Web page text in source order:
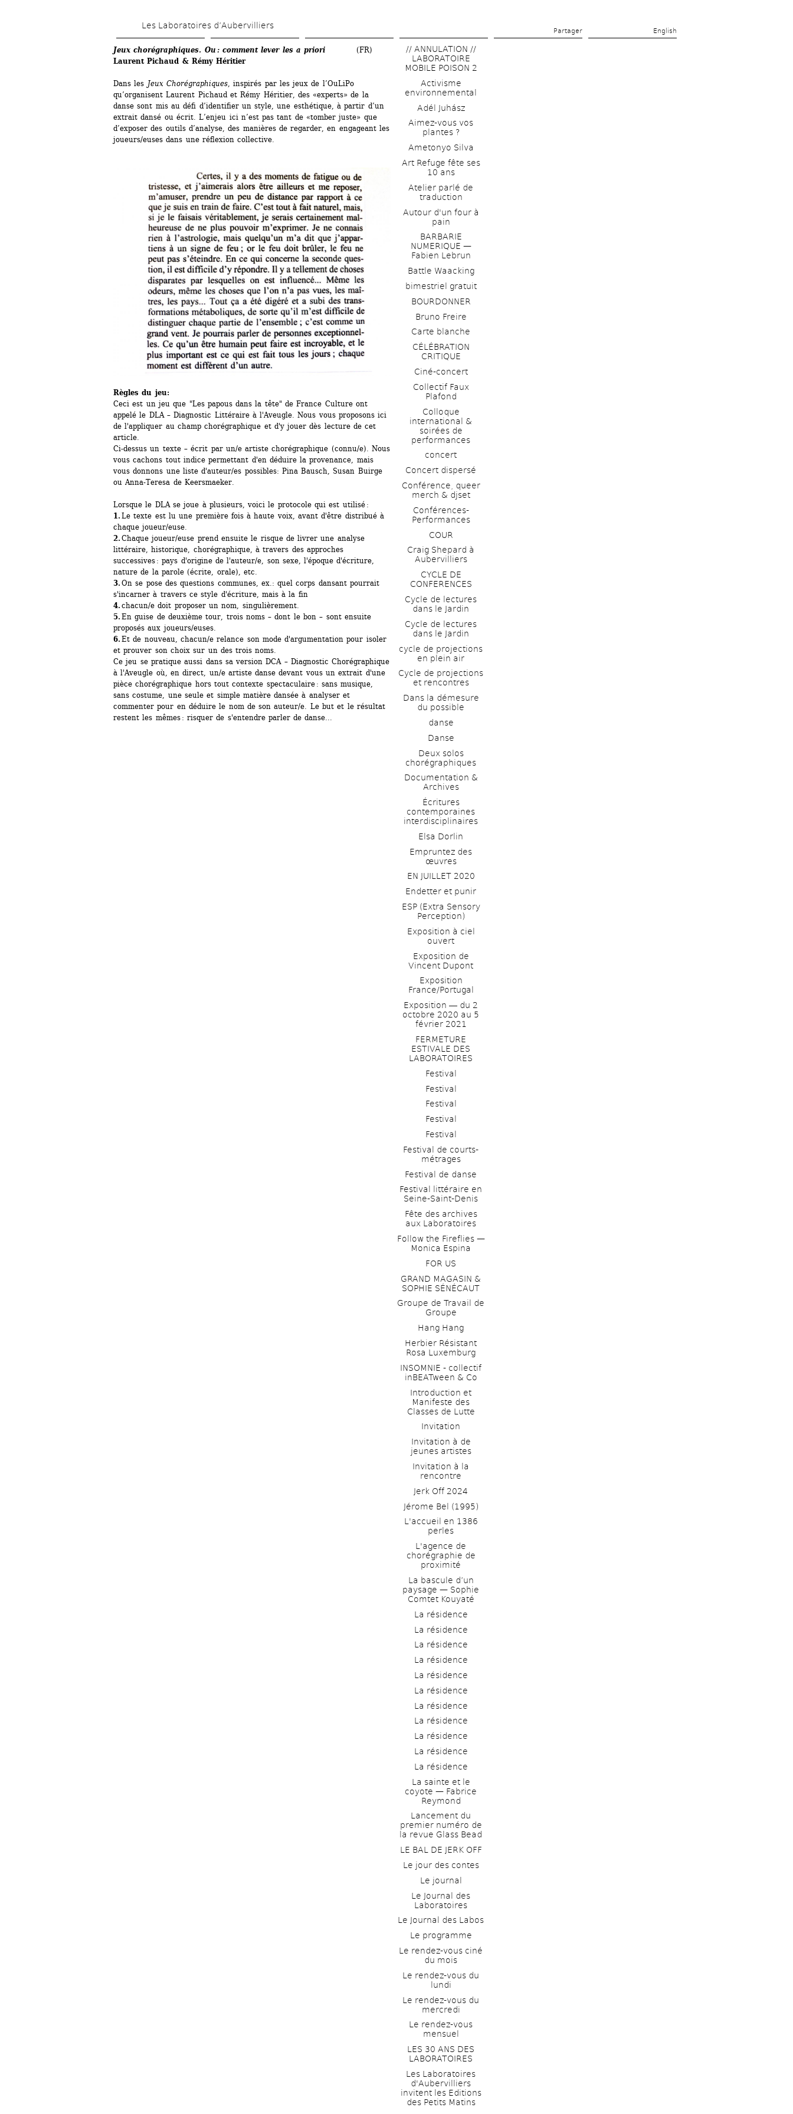
contenu
principal
Les Laboratoires d’Aubervilliers
Partager English
Jeux chorégraphiques. Ou : comment lever les a priori
(FR)
Laurent Pichaud & Rémy Héritier
Dans les Jeux Chorégraphiques, inspirés par les jeux de l’OuLiPo
qu’organisent Laurent Pichaud et Rémy Héritier, des «experts» de la
danse sont mis au défi d’identifier un style, une esthétique, à partir d’un
extrait dansé ou écrit. L’enjeu ici n’est pas tant de «tomber juste» que
d’exposer des outils d’analyse, des manières de regarder, en engageant les
joueurs/euses dans une réflexion collective.
Règles du jeu:
Ceci est un jeu que "Les papous dans la tête" de France Culture ont
appelé le DLA – Diagnostic Littéraire à l'Aveugle. Nous vous proposons ici
de l'appliquer au champ chorégraphique et d'y jouer dès lecture de cet
article.
Ci-dessus un texte – écrit par un/e artiste chorégraphique (connu/e). Nous
vous cachons tout indice permettant d'en déduire la provenance, mais
vous donnons une liste d'auteur/es possibles: Pina Bausch, Susan Buirge
ou Anna-Teresa de Keersmaeker.
Lorsque le DLA se joue à plusieurs, voici le protocole qui est utilisé :
1. Le texte est lu une première fois à haute voix, avant d'être distribué à
chaque joueur/euse.
2. Chaque joueur/euse prend ensuite le risque de livrer une analyse
littéraire, historique, chorégraphique, à travers des approches
successives : pays d'origine de l'auteur/e, son sexe, l'époque d'écriture,
nature de la parole (écrite, orale), etc.
3. On se pose des questions communes, ex.: quel corps dansant pourrait
s'incarner à travers ce style d'écriture, mais à la fin
4. chacun/e doit proposer un nom, singulièrement.
5. En guise de deuxième tour, trois noms – dont le bon – sont ensuite
proposés aux joueurs/euses.
6. Et de nouveau, chacun/e relance son mode d'argumentation pour isoler
et prouver son choix sur un des trois noms.
Ce jeu se pratique aussi dans sa version DCA – Diagnostic Chorégraphique
à l'Aveugle où, en direct, un/e artiste danse devant vous un extrait d'une
pièce chorégraphique hors tout contexte spectaculaire : sans musique,
sans costume, une seule et simple matière dansée à analyser et
commenter pour en déduire le nom de son auteur/e. Le but et le résultat
restent les mêmes : risquer de s'entendre parler de danse...
// ANNULATION //
LABORATOIRE
MOBILE POISON 2
Activisme
environnemental
Adél Juhász
Aimez-vous vos
plantes ?
Ametonyo Silva
Art Refuge fête ses
10 ans
Atelier parlé de
traduction
Autour d'un four à
pain
BARBARIE
NUMERIQUE —
Fabien Lebrun
Battle Waacking
bimestriel gratuit
BOURDONNER
Bruno Freire
Carte blanche
CÉLÉBRATION
CRITIQUE
Ciné-concert
Collectif Faux
Plafond
Colloque
international &
soirées de
performances
concert
Concert dispersé
Conférence, queer
merch & djset
Conférences-
Performances
COUR
Craig Shepard à
Aubervilliers
CYCLE DE
CONFERENCES
Cycle de lectures
dans le Jardin
Cycle de lectures
dans le Jardin
cycle de projections
en plein air
Cycle de projections
et rencontres
Dans la démesure
du possible
danse
Danse
Deux solos
chorégraphiques
Documentation &
Archives
Écritures
contemporaines
interdisciplinaires
Elsa Dorlin
Empruntez des
œuvres
EN JUILLET 2020
Endetter et punir
ESP (Extra Sensory
Perception)
Exposition à ciel
ouvert
Exposition de
Vincent Dupont
Exposition
France/Portugal
Exposition ― du 2
octobre 2020 au 5
février 2021
FERMETURE
ESTIVALE DES
LABORATOIRES
Festival
Festival
Festival
Festival
Festival
Festival de courts-
métrages
Festival de danse
Festival littéraire en
Seine-Saint-Denis
Fête des archives
aux Laboratoires
Follow the Fireflies —
Monica Espina
FOR US
GRAND MAGASIN &
SOPHIE SÉNÉCAUT
Groupe de Travail de
Groupe
Hang Hang
Herbier Résistant
Rosa Luxemburg
INSOMNIE - collectif
inBEATween & Co
Introduction et
Manifeste des
Classes de Lutte
Invitation
Invitation à de
jeunes artistes
Invitation à la
rencontre
Jerk Off 2024
Jérome Bel (1995)
L'accueil en 1386
perles
L'agence de
chorégraphie de
proximité
La bascule d’un
paysage — Sophie
Comtet Kouyaté
La résidence
La résidence
La résidence
La résidence
La résidence
La résidence
La résidence
La résidence
La résidence
La résidence
La résidence
La sainte et le
coyote — Fabrice
Reymond
Lancement du
premier numéro de
la revue Glass Bead
LE BAL DE JERK OFF
Le jour des contes
Le journal
Le Journal des
Laboratoires
Le Journal des Labos
Le programme
Le rendez-vous ciné
du mois
Le rendez-vous du
lundi
Le rendez-vous du
mercredi
Le rendez-vous
mensuel
LES 30 ANS DES
LABORATOIRES
Les Laboratoires
d'Aubervilliers
invitent les Editions
des Petits Matins